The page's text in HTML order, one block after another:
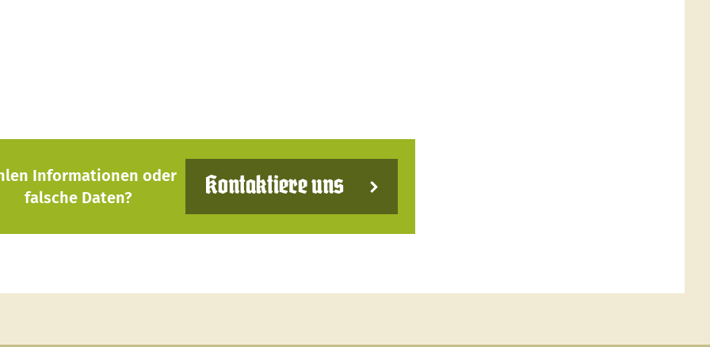
Informationen oder
falsche Daten?
Kontaktiere uns